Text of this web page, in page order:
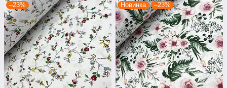
–23% Новинка –23%